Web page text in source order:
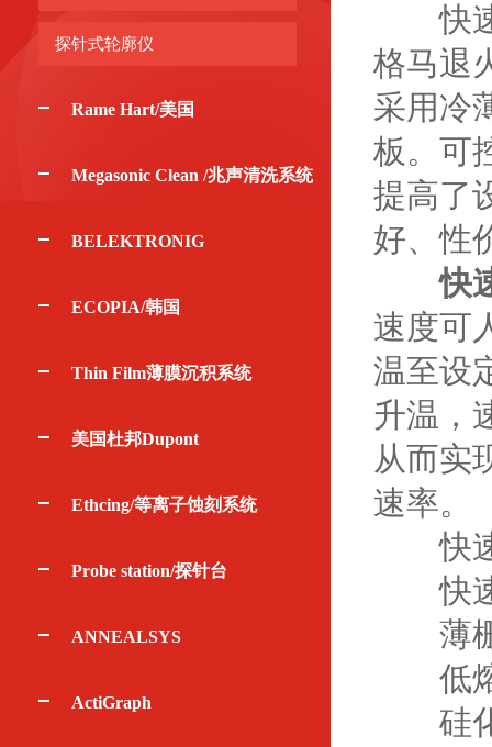
探针式轮廓仪
Rame Hart/美国
Megasonic Clean /兆声清洗系统
BELEKTRONIG
ECOPIA/韩国
Thin Film薄膜沉积系统
美国杜邦Dupont
Ethcing/等离子蚀刻系统
Probe station/探针台
ANNEALSYS
ActiGraph
快速
格马退
采用冷
板。可
提高了
好、性
快
速度可
温至设
升温，
从而实
速率。
快速
快速
薄栅
低熔
硅化